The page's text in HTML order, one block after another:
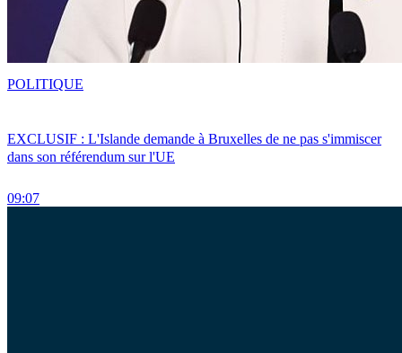
EXCLUSIF : L'Islande demande à Bruxelles de ne pas s'immiscer
dans son référendum sur l'UE
09:07
POLITIQUE